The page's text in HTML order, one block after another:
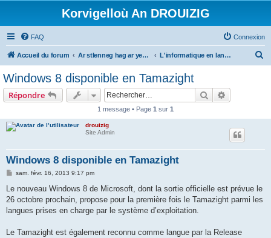
Korvigelloù An DROUIZIG
FAQ Connexion
Accueil du forum Ar stlenneg hag ar yezhoù bihan er bed a-bezh L'informatique en langues régionales et minoritaires
Windows 8 disponible en Tamazight
Répondre Rechercher
1 message • Page 1 sur 1
drouizig
Site Admin
Windows 8 disponible en Tamazight
M
s
a
g
sam. févr. 16, 2013 9:17 pm
Le nouveau Windows 8 de Microsoft, dont la sortie officielle est prévue le
26 octobre prochain, propose pour la première fois le Tamazight parmi les
langues prises en charge par le système d’exploitation.
Le Tamazight est également reconnu comme langue par la Release